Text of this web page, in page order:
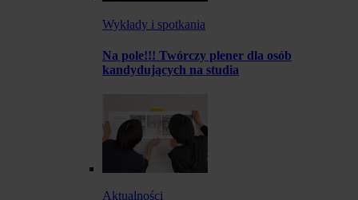
Wykłady i spotkania
Na pole!!! Twórczy plener dla osób
kandydujących na studia
Aktualności